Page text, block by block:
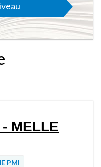
MELLE
PMI